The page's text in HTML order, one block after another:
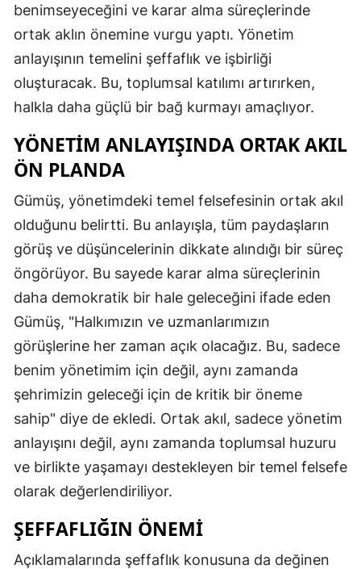
benimseyeceğini ve karar alma süreçlerinde
ortak aklın önemine vurgu yaptı. Yönetim
anlayışının temelini şeffaflık ve işbirliği
oluşturacak. Bu, toplumsal katılımı artırırken,
halkla daha güçlü bir bağ kurmayı amaçlıyor.
YÖNETIM ANLAYIŞINDA ORTAK AKIL
ÖN PLANDA
Gümüş, yönetimdeki temel felsefesinin ortak akıl
olduğunu belirtti. Bu anlayışla, tüm paydaşların
görüş ve düşüncelerinin dikkate alındığı bir süreç
öngörüyor. Bu sayede karar alma süreçlerinin
daha demokratik bir hale geleceğini ifade eden
Gümüş, "Halkımızın ve uzmanlarımızın
görüşlerine her zaman açık olacağız. Bu, sadece
benim yönetimim için değil, aynı zamanda
şehrimizin geleceği için de kritik bir öneme
sahip" diye de ekledi. Ortak akıl, sadece yönetim
anlayışını değil, aynı zamanda toplumsal huzuru
ve birlikte yaşamayı destekleyen bir temel felsefe
olarak değerlendiriliyor.
ŞEFFAFLIĞIN ÖNEMI
Açıklamalarında şeffaflık konusuna da değinen